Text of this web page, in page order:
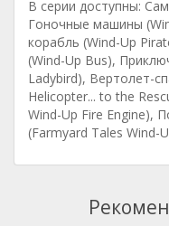
В серии доступны:
Гоночные машины
корабль (Wind-Up
(Wind-Up Bus),
Ladybird), Вертолет-
Helicopter... to the
Wind-Up Fire Engine),
(Farmyard Tales Wind-